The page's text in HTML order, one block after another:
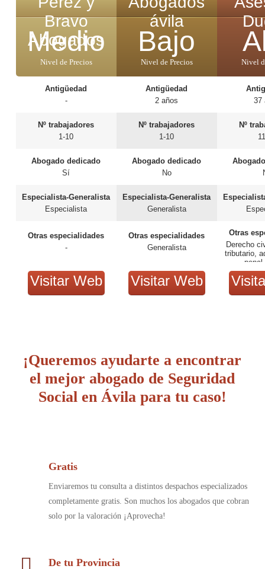
Bravo
Abogados
Medio
Nivel de Precios
Antigüedad
-
Nº trabajadores
1-10
Abogado dedicado
Sí
Especialista-Generalista
Especialista
Otras especialidades
-
Visitar Web
ávila
Bajo
Nivel de Precios
Antigüedad
2 años
Nº trabajadores
1-10
Abogado dedicado
No
Especialista-Generalista
Generalista
Otras especialidades
Generalista
Visitar Web
Nivel
37
Nº
Otras
Derecho
tributario,
¡Queremos ayudarte a encontrar
el mejor abogado de Seguridad
Social en Ávila para tu caso!
Gratis
Enviaremos tu consulta a distintos despachos especializados
completamente gratis. Son muchos los abogados que cobran
solo por la valoración ¡Aprovecha!
De tu Provincia